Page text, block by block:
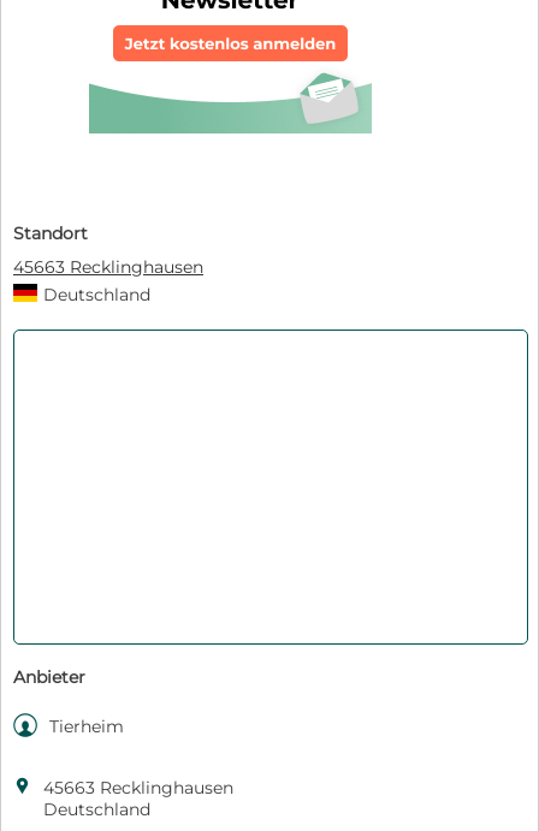
Standort
45663 Recklinghausen
Deutschland
Anbieter
 Tierheim

45663 Recklinghausen
Deutschland